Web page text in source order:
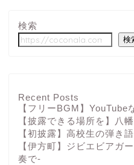
検索
検
Recent Posts
【フリーBGM】
【披露できる場所を】八
【初披露】高校生の弾き
【伊方町】ジビエビアガ
奏で-